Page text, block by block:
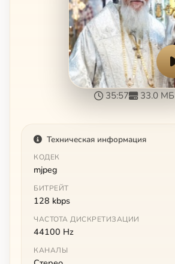
35:57 33.0 МБ
Техническая информация
КОДЕК
mjpeg
БИТРЕЙТ
128 kbps
ЧАСТОТА ДИСКРЕТИЗАЦИИ
44100 Hz
КАНАЛЫ